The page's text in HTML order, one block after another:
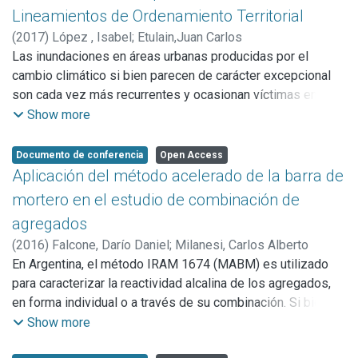
escrito que se encuentra estructurado en base a cinco
variables:
I - Medio natural y cursos de agua
II - Trazado y parcelamiento del suelo
III - Accesibilidad e infraestructuras para la movilidad
IV - Ocupación del suelo
V - Usos del suelo
Lineamientos de Ordenamiento Territorial
(2017) López , Isabel; Etulain,Juan Carlos
Las inundaciones en áreas urbanas producidas por el
cambio climático si bien parecen de carácter excepcional
son cada vez más recurrentes y ocasionan víctimas entre la
población (especialmente en los grupos más vulnerables),
generan pérdidas económicas por destrucción o deterioro
de bienes muebles e inmuebles. En la región del Gran La
Plata, las inundaciones producidas el 2 de abril de 2013,
con el conocido saldo en materia de pérdidas materiales y
humanas, puso en evidencia la necesidad, en primer
término, de comprender que lo sucedido registra
antecedentes (aunque de menor significación) y que puede
repetirse. Ello impone reflexionar sobre las causalidades y
las propuestas de solución. De las primeras, puede decirse
que en las últimas décadas se ha tendido a asignar a los
Show more
Documento de conferencia Open Access
Aplicación del método acelerado de la barra de
mortero en el estudio de combinación de
agregados
(2016) Falcone, Darío Daniel; Milanesi, Carlos Alberto
En Argentina, el método IRAM 1674 (MABM) es utilizado
para caracterizar la reactividad alcalina de los agregados,
en forma individual o a través de su combinación. Si bien
esto último está desaconsejado a nivel internacional, las
Show more